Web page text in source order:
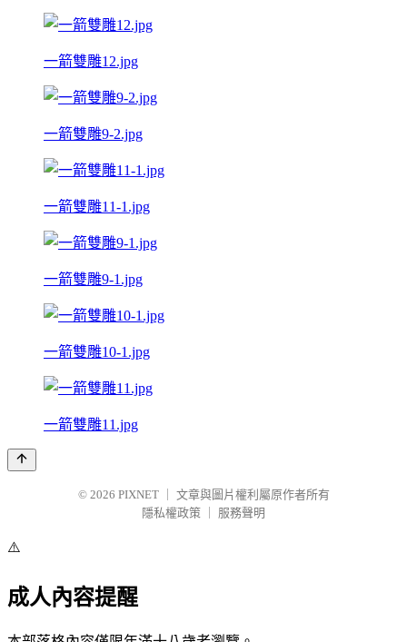
一箭雙雕12.jpg
一箭雙雕9-2.jpg
一箭雙雕11-1.jpg
一箭雙雕9-1.jpg
一箭雙雕10-1.jpg
一箭雙雕11.jpg
© 2026 PIXNET
文章與圖片權利屬原作者所有
隱私權政策
服務聲明
⚠️
成人內容提醒